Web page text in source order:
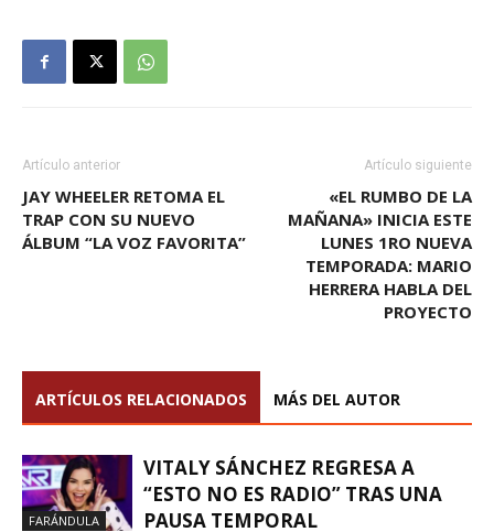
Artículo anterior
JAY WHEELER RETOMA EL
TRAP CON SU NUEVO
ÁLBUM “LA VOZ FAVORITA”
Artículo siguiente
«EL RUMBO DE LA
MAÑANA» INICIA ESTE
LUNES 1RO NUEVA
TEMPORADA: MARIO
HERRERA HABLA DEL
PROYECTO
ARTÍCULOS RELACIONADOS MÁS DEL AUTOR
FARÁNDULA
VITALY SÁNCHEZ REGRESA A
“ESTO NO ES RADIO” TRAS UNA
PAUSA TEMPORAL